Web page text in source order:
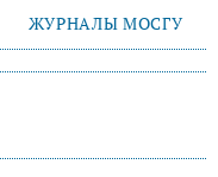
ЖУРНАЛЫ МОСГУ